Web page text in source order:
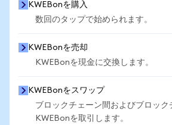
KWEBonを購入
数回のタップで始められます。
KWEBonを売却
KWEBonを現金に交換します。
KWEBonをスワップ
ブロックチェーン間およびブロック
KWEBonを取引します。